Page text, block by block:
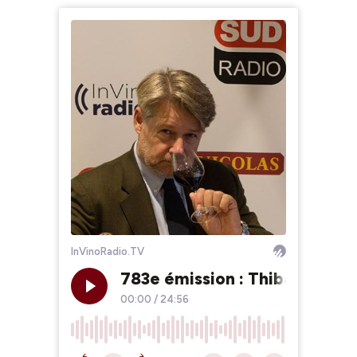
InVinoRadio.TV
783e émission : Thibault
00:00 / 24:56